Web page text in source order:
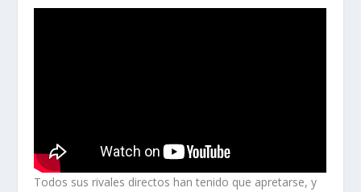
Todos sus rivales directos han tenido que apretarse, y